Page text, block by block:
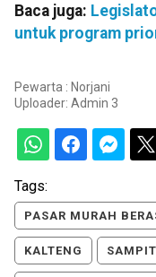
Baca juga:
untuk program
Pewarta : Norjani
Uploader: Admin 3
Tags:
PASAR MURAH
KALTENG SAMPIT